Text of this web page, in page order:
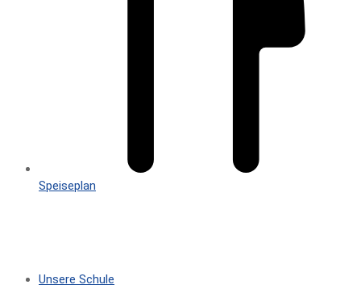
Speiseplan
Unsere Schule